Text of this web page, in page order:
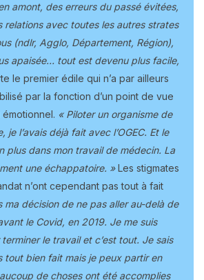
amont, des erreurs du passé évitées,
relations avec toutes les autres strates
(ndlr, Agglo, Département, Région),
apaisée… tout est devenu plus facile,
le premier édile qui n’a par ailleurs
par la fonction d’un point de vue
« Piloter un organisme de
je l’avais déjà fait avec l’OGEC. Et le
plus dans mon travail de médecin. La
une échappatoire. »Les stigmates
n’ont cependant pas tout à fait
ma décision de ne pas aller au-delà de
le Covid, en 2019. Je me suis
le travail et c’est tout. Je sais
tout bien fait mais je peux partir en
de choses ont été accomplies